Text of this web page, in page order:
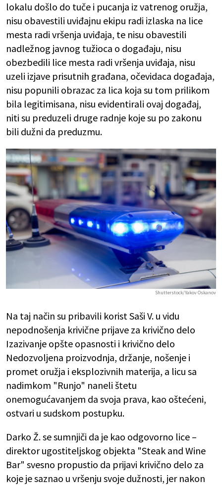
lokalu došlo do tuče i pucanja iz vatrenog oružja,
nisu obavestili uviđajnu ekipu radi izlaska na lice
mesta radi vršenja uviđaja, te nisu obavestili
nadležnog javnog tužioca o događaju, nisu
obezbedili lice mesta radi vršenja uviđaja, nisu
uzeli izjave prisutnih građana, očevidaca događaja,
nisu popunili obrazac za lica koja su tom prilikom
bila legitimisana, nisu evidentirali ovaj događaj,
niti su preduzeli druge radnje koje su po zakonu
bili dužni da preduzmu.
Shutterstock/Yakov Oskanov
Na taj način su pribavili korist Saši V. u vidu
nepodnošenja krivične prijave za krivično delo
Izazivanje opšte opasnosti i krivično delo
Nedozvoljena proizvodnja, držanje, nošenje i
promet oružja i eksplozivnih materija, a licu sa
nadimkom "Runjo" naneli štetu
onemogućavanjem da svoja prava, kao oštećeni,
ostvari u sudskom postupku.
Darko Ž. se sumnjiči da je kao odgovorno lice –
direktor ugostiteljskog objekta "Steak and Wine
Bar" svesno propustio da prijavi krivično delo za
koje je saznao u vršenju svoje dužnosti, jer nakon